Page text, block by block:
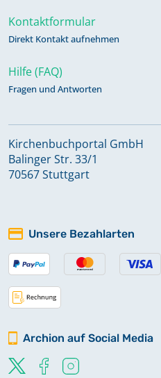
Kontaktformular
Direkt Kontakt aufnehmen
Hilfe (FAQ)
Fragen und Antworten
Kirchenbuchportal GmbH
Balinger Str. 33/1
70567 Stuttgart
Unsere Bezahlarten
Archion auf Social Media